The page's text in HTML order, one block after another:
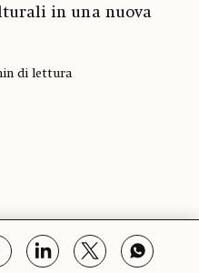
in una nuova
di lettura